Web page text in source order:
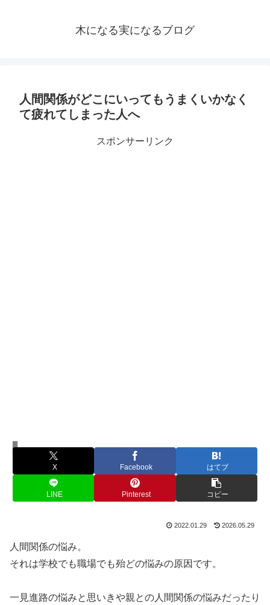
木になる実になるブログ
人間関係がどこにいってもうまくいかなく
て疲れてしまった人へ
スポンサーリンク
人間関係
X Facebook はてブ
LINE Pinterest コピー
2022.01.29 2026.05.29
人間関係の悩み。
それは学校でも職場でも殆どの悩みの原因です。
一見進路の悩みと思いきや親との人間関係の悩みだったり